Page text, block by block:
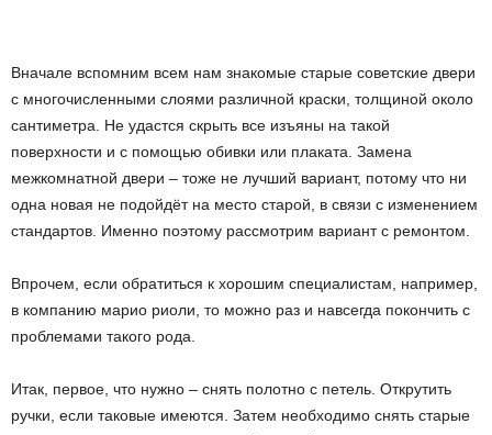
Вначале вспомним всем нам знакомые старые советские двери
с многочисленными слоями различной краски, толщиной около
сантиметра. Не удастся скрыть все изъяны на такой
поверхности и с помощью обивки или плаката. Замена
межкомнатной двери – тоже не лучший вариант, потому что ни
одна новая не подойдёт на место старой, в связи с изменением
стандартов. Именно поэтому рассмотрим вариант с ремонтом.
Впрочем, если обратиться к хорошим специалистам, например,
в компанию марио риоли, то можно раз и навсегда покончить с
проблемами такого рода.
Итак, первое, что нужно – снять полотно с петель. Открутить
ручки, если таковые имеются. Затем необходимо снять старые